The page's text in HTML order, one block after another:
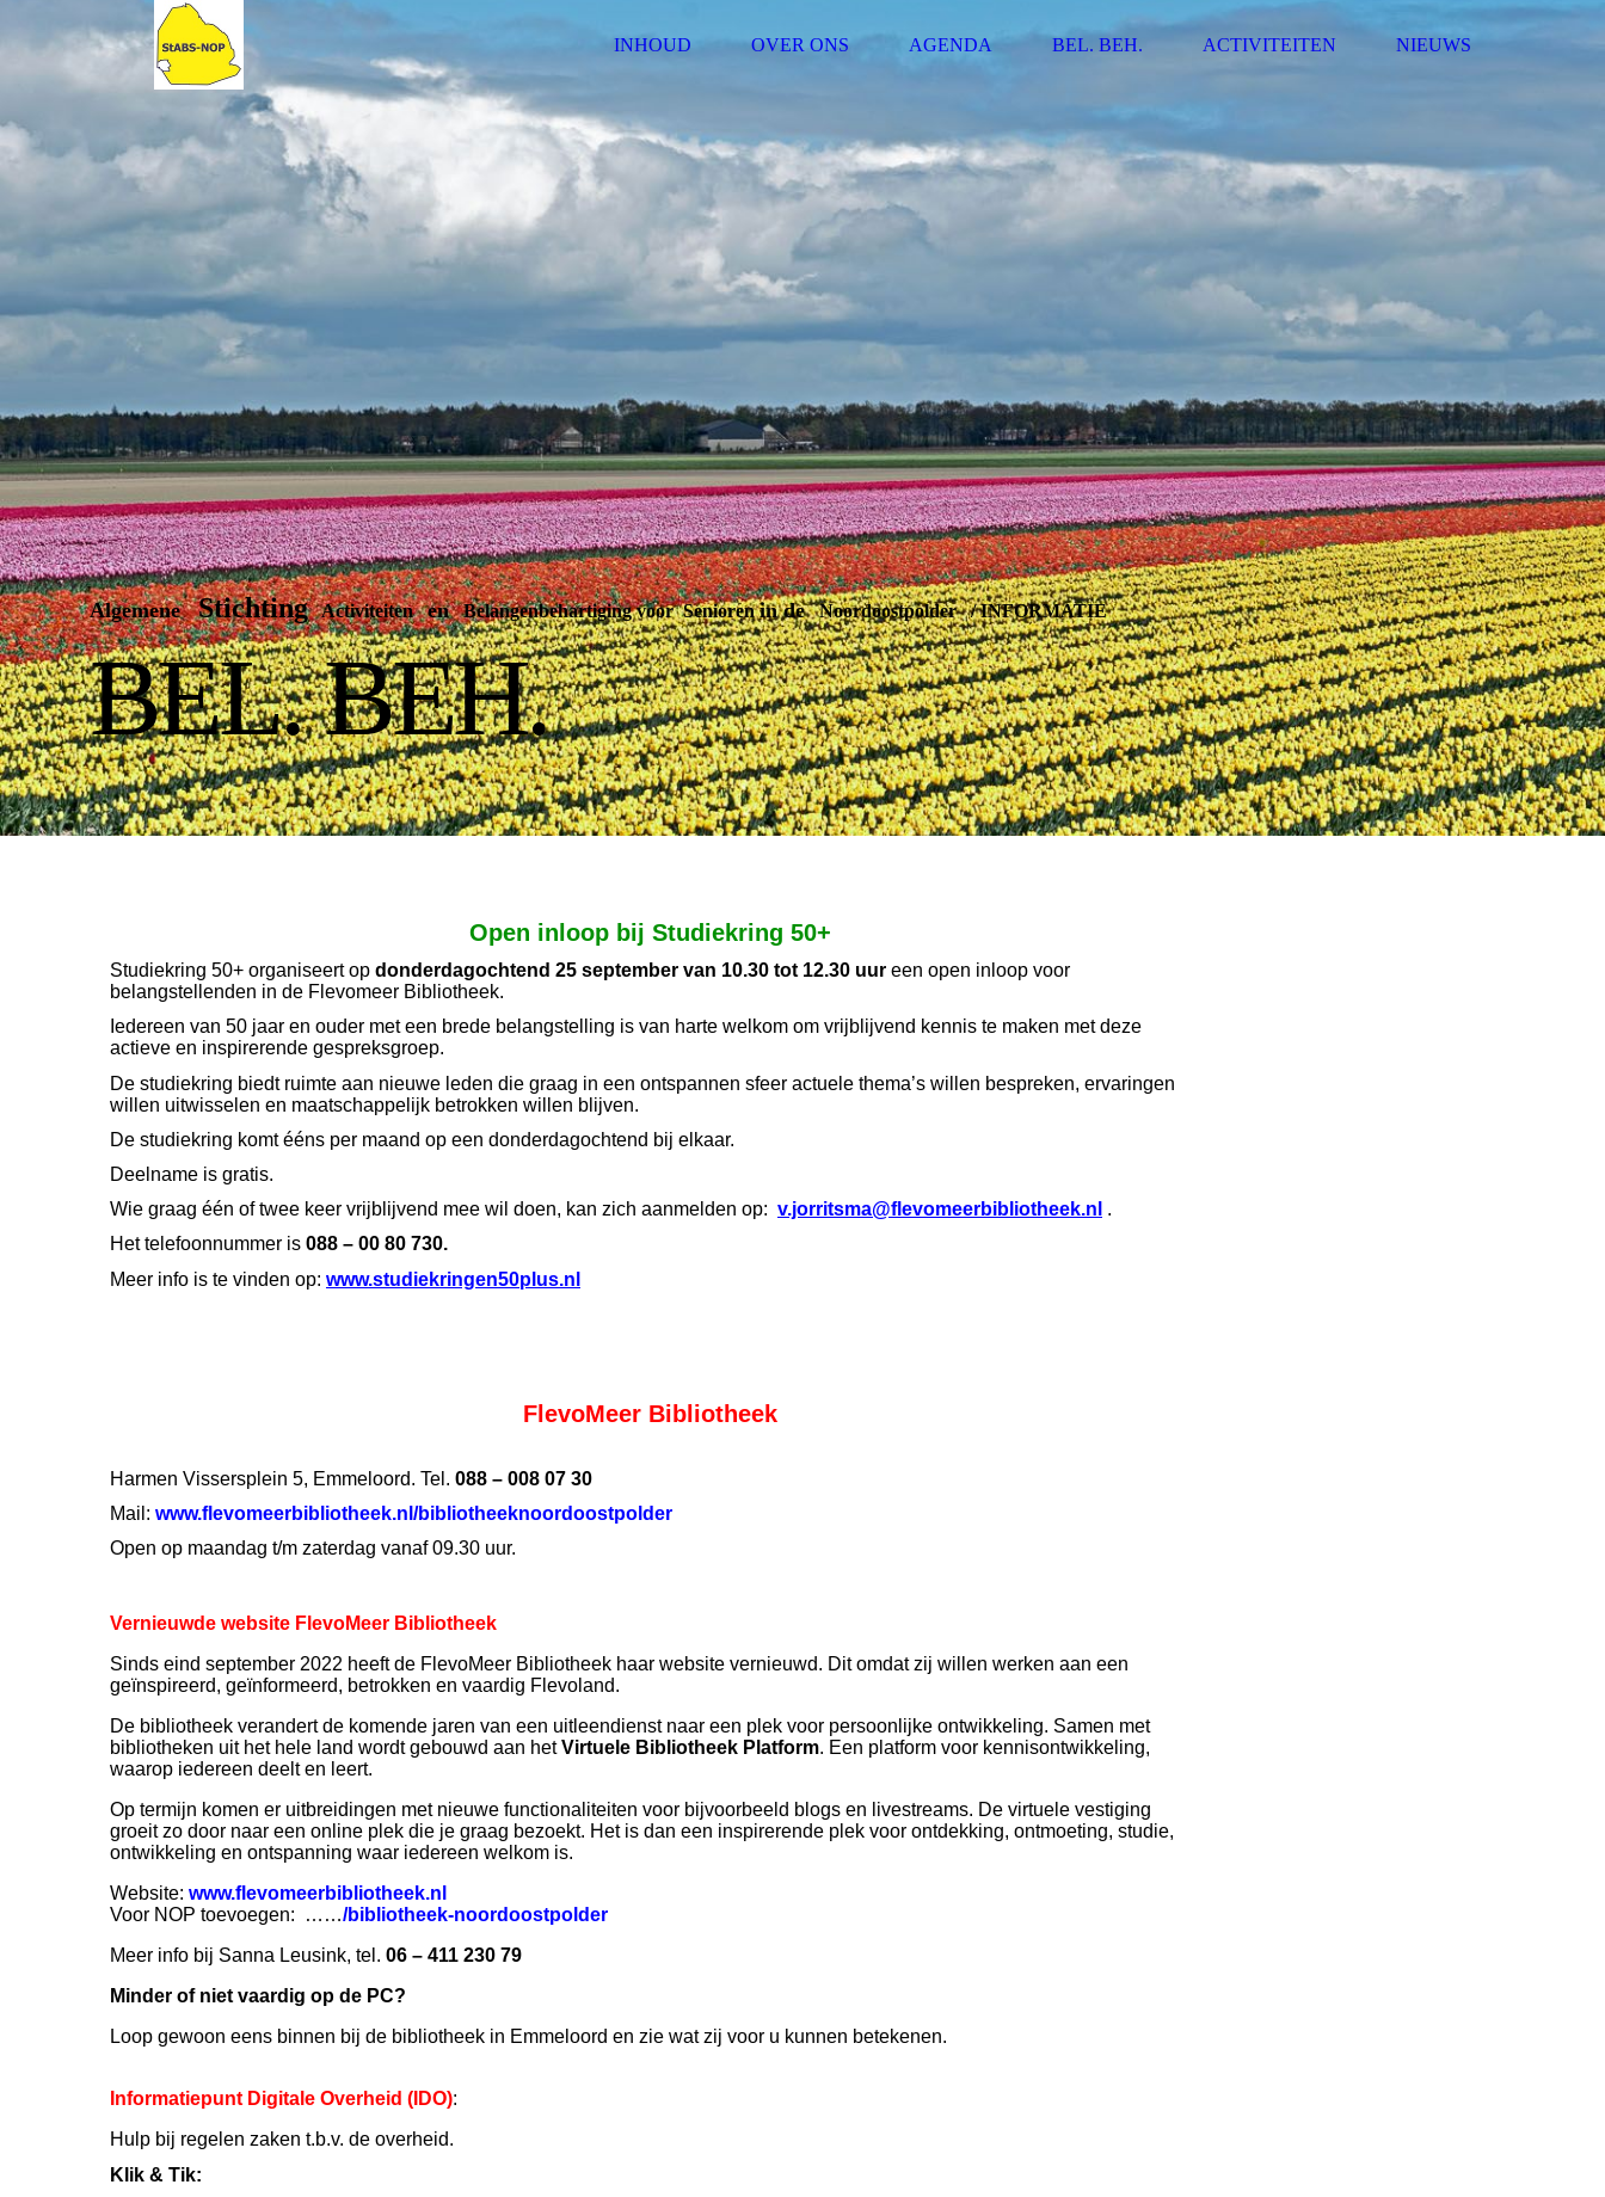
INHOUD OVER ONS AGENDA BEL. BEH. ACTIVITEITEN NIEUWS
AlgemeneStichtingActiviteitenenBelangenbehartiging voor Seniorenin deNoordoostpolder/INFORMATIE
BEL. BEH.
Open inloop bij Studiekring 50+
Studiekring 50+ organiseert op donderdagochtend 25 september van 10.30 tot 12.30 uur een open inloop voor
belangstellenden in de Flevomeer Bibliotheek.
Iedereen van 50 jaar en ouder met een brede belangstelling is van harte welkom om vrijblijvend kennis te maken met deze
actieve en inspirerende gespreksgroep.
De studiekring biedt ruimte aan nieuwe leden die graag in een ontspannen sfeer actuele thema’s willen bespreken, ervaringen
willen uitwisselen en maatschappelijk betrokken willen blijven.
De studiekring komt ééns per maand op een donderdagochtend bij elkaar.
Deelname is gratis.
Wie graag één of twee keer vrijblijvend mee wil doen, kan zich aanmelden op: v.jorritsma@flevomeerbibliotheek.nl .
Het telefoonnummer is 088 – 00 80 730.
Meer info is te vinden op: www.studiekringen50plus.nl
FlevoMeer Bibliotheek
Harmen Vissersplein 5, Emmeloord. Tel. 088 – 008 07 30
Mail: www.flevomeerbibliotheek.nl/bibliotheeknoordoostpolder
Open op maandag t/m zaterdag vanaf 09.30 uur.
Vernieuwde website FlevoMeer Bibliotheek
Sinds eind september 2022 heeft de FlevoMeer Bibliotheek haar website vernieuwd. Dit omdat zij willen werken aan een
geïnspireerd, geïnformeerd, betrokken en vaardig Flevoland.
De bibliotheek verandert de komende jaren van een uitleendienst naar een plek voor persoonlijke ontwikkeling. Samen met
bibliotheken uit het hele land wordt gebouwd aan hetVirtuele Bibliotheek Platform. Een platform voor kennisontwikkeling,
waarop iedereen deelt en leert.
Op termijn komen er uitbreidingen met nieuwe functionaliteiten voor bijvoorbeeld blogs en livestreams. De virtuele vestiging
groeit zo door naar een online plek die je graag bezoekt. Het is dan een inspirerende plek voor ontdekking, ontmoeting, studie,
ontwikkeling en ontspanning waar iedereen welkom is.
Website: www.flevomeerbibliotheek.nl
Voor NOP toevoegen: ……/bibliotheek-noordoostpolder
Meer info bij Sanna Leusink, tel. 06 – 411 230 79
Minder of niet vaardig op de PC?
Loop gewoon eens binnen bij de bibliotheek in Emmeloord en zie wat zij voor u kunnen betekenen.
Informatiepunt Digitale Overheid (IDO):
Hulp bij regelen zaken t.b.v. de overheid.
Klik & Tik: